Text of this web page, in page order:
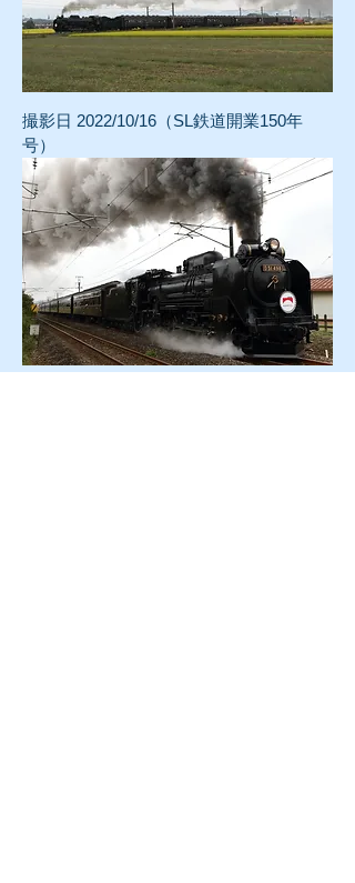
撮影日 2022/10/16（SL鉄道開業150年
号）